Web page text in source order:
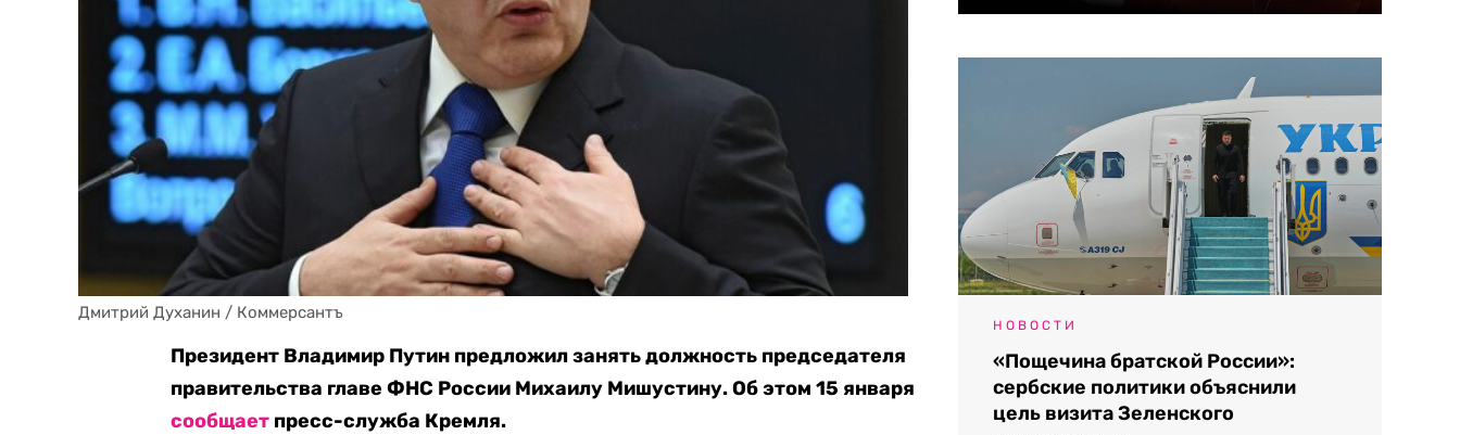
Дмитрий Духанин / Коммерсантъ
Президент Владимир Путин предложил занять должность председателя
правительства главе ФНС России Михаилу Мишустину. Об этом 15 января
сообщает пресс-служба Кремля.
НОВОСТИ
«Пощечина братской России»:
сербские политики объяснили
цель визита Зеленского